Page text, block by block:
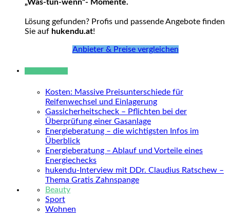
„Was-tun-wenn“- Momente.
Lösung gefunden? Profis und passende Angebote finden
Sie auf hukendu.at!
Anbieter & Preise vergleichen
Kosten: Massive Preisunterschiede für
Reifenwechsel und Einlagerung
Gassicherheitscheck – Pflichten bei der
Überprüfung einer Gasanlage
Energieberatung – die wichtigsten Infos im
Überblick
Energieberatung – Ablauf und Vorteile eines
Energiechecks
hukendu-Interview mit DDr. Claudius Ratschew –
Thema Gratis Zahnspange
Beauty
Sport
Wohnen